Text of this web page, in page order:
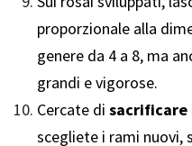
proporzionale alla
genere da 4 a 8, ma
grandi e vigorose.
Cercate di sacrificare
scegliete i rami nuovi,